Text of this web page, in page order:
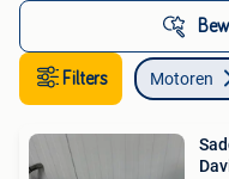
Filters Motoren